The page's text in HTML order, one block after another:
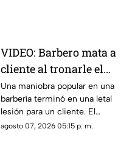
VIDEO: Barbero mata a
cliente al tronarle el
cuello mientras le
cortaba el cabello
Una maniobra popular en una
barbería terminó en una letal
lesión para un cliente. El
momento quedó registrado
agosto 07, 2026 05:15 p. m.